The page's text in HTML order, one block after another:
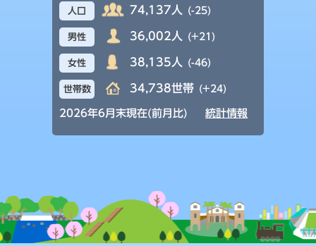
人口 74,137人 (-25)
男性 36,002人 (+21)
女性 38,135人 (-46)
世帯数 34,738世帯 (+24)
2026年6月末現在(前月比) 統計情報